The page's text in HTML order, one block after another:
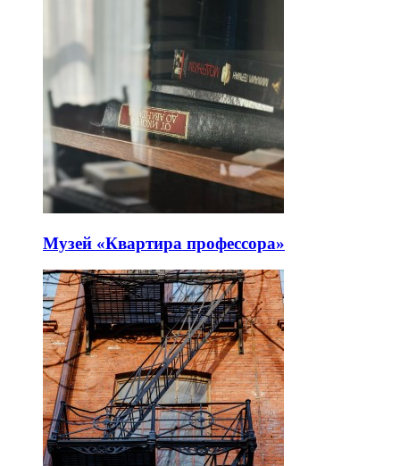
Музей «Квартира профессора»